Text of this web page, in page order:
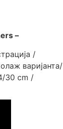
–
/
варијанта/
30 cm /